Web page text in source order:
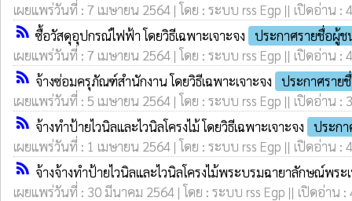
เผยแพร่วันที่ : 7 เมษายน 2564 | โดย : ระบบ rss Egp || เปิดอ่าน :
rss_feed ซื้อวัสดุอุปกรณ์ไฟฟ้า โดยวิธีเฉพาะเจาะจง
ประกาศรายชื่อผู้ช
เผยแพร่วันที่ : 7 เมษายน 2564 | โดย : ระบบ rss Egp || เปิดอ่าน :
rss_feed จ้างซ่อมครุภัณฑ์สำนักงาน โดยวิธีเฉพาะเจาะจง
ประกาศราย
เผยแพร่วันที่ : 5 เมษายน 2564 | โดย : ระบบ rss Egp || เปิดอ่าน :
rss_feed จ้างทำป้ายไวนิลและไวนิลโครงไม้ โดยวิธีเฉพาะเจาะจง
ประก
เผยแพร่วันที่ : 1 เมษายน 2564 | โดย : ระบบ rss Egp || เปิดอ่าน :
rss_feed จ้างจ้างทำป้ายไวนิลและไวนิลโครงไม้พระบรมฉายาลักษณ์พระ
เผยแพร่วันที่ : 30 มีนาคม 2564 | โดย : ระบบ rss Egp || เปิดอ่าน :